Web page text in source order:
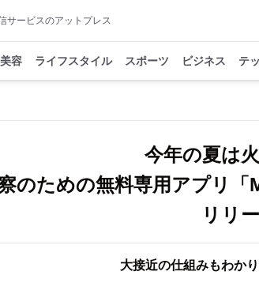
サービスのアットプレス
容 ライフスタイル スポーツ ビジネス テ
今年の夏は
のための無料専用アプリ
リリ
大接近の仕組みもわか